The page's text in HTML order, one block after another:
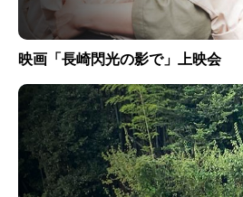
映画「長崎閃光の影で」上映会